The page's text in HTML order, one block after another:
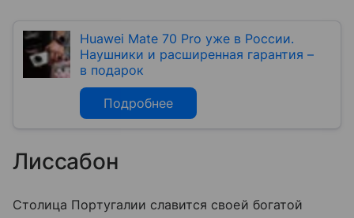
Huawei Mate 70 Pro уже в России.
Наушники и расширенная гарантия –
в подарок
Подробнее
Лиссабон
Столица Португалии славится своей богатой